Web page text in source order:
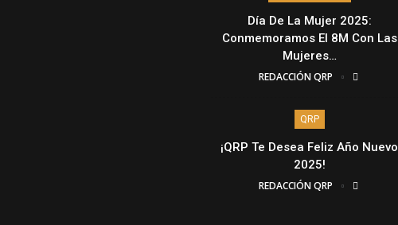
Día De La Mujer 2025:
Conmemoramos El 8M Con Las
Mujeres…
REDACCIÓN QRP
QRP
¡QRP Te Desea Feliz Año Nuevo
2025!
REDACCIÓN QRP